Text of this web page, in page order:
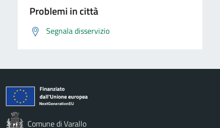
Problemi in città
Segnala disservizio
Comune di Varallo